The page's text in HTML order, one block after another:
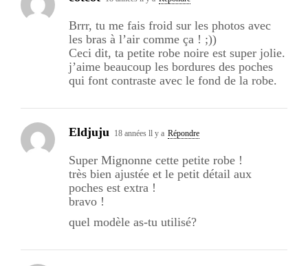
Brrr, tu me fais froid sur les photos avec
les bras à l’air comme ça ! ;))
Ceci dit, ta petite robe noire est super jolie.
j’aime beaucoup les bordures des poches
qui font contraste avec le fond de la robe.
Eldjuju 18 années ll y a Répondre
Super Mignonne cette petite robe !
très bien ajustée et le petit détail aux
poches est extra !
bravo !
quel modèle as-tu utilisé?